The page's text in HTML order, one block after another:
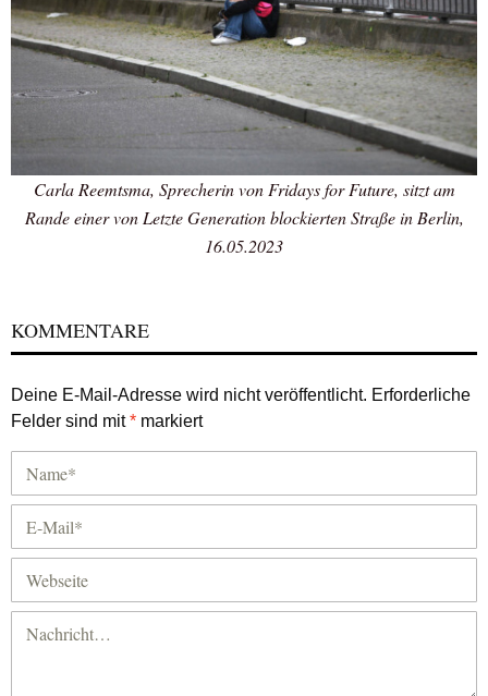
Carla Reemtsma, Sprecherin von Fridays for Future, sitzt am
Rande einer von Letzte Generation blockierten Straße in Berlin,
16.05.2023
KOMMENTARE
Deine E-Mail-Adresse wird nicht veröffentlicht. Erforderliche
Felder sind mit* markiert